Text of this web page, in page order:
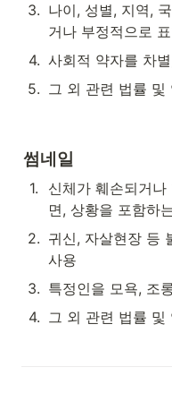
3. 나이, 성별, 지역,
거나 부정적으로
4. 사회적 약자를 차
5. 그 외 관련 법률 및
썸네일
1.
신체가 훼손되거
면, 상황을 포함하
2. 귀신, 자살현장 등
사용
3. 특정인을 모욕, 조
4. 그 외 관련 법률 및